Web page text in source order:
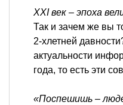
XXI век – эпоха
Так и зачем же вы
2-хлетней
актуальности
года, то есть эти
«Поспешишь –